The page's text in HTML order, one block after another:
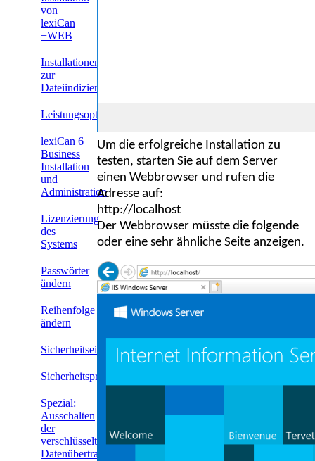
von
lexiCan
+WEB
Installationen
zur
Dateiindizierung
Leistungsoptimierung
lexiCan 6
Business
Installation
und
Administration
Lizenzierung
des
Systems
Passwörter
ändern
Reihenfolge
ändern
Sicherheitseinstellungen
Sicherheitsprotokoll
Spezial:
Ausschalten
der
verschlüsselten
Datenübertragung
Um die erfolgreiche Installation zu
testen, starten Sie auf dem Server
einen Webbrowser und rufen die
Adresse auf:
http://localhost
Der Webbrowser müsste die folgende
oder eine sehr ähnliche Seite anzeigen.